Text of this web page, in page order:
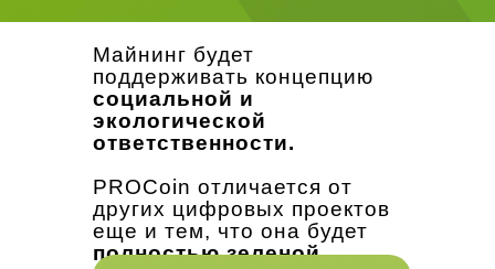
Майнинг будет
поддерживать концепцию
социальной и
экологической
ответственности.
PROCoin отличается от
других цифровых проектов
еще и тем, что она будет
полностью зеленой.